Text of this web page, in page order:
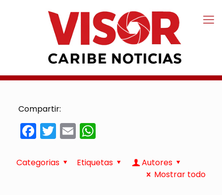
Compartir:
Facebook
Twitter
EmailWhatsApp
Categorias Etiquetas
Autores
Mostrar todo